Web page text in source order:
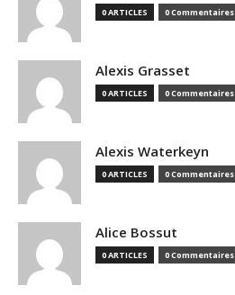
0 ARTICLES 0 Commentaires
Alexis Grasset
0 ARTICLES 0 Commentaires
Alexis Waterkeyn
0 ARTICLES 0 Commentaires
Alice Bossut
0 ARTICLES 0 Commentaires